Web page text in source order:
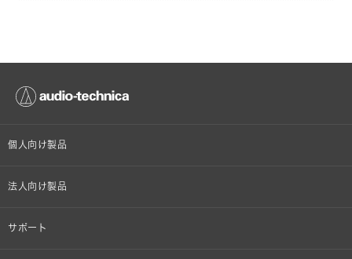
個人向け製品
オンラインストア限定
法人向け製品
設備音響機器
サポート